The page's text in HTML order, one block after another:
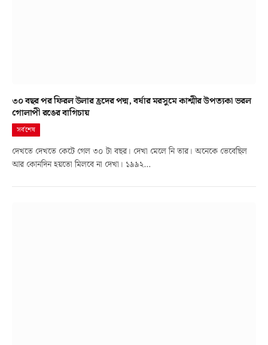
৩০ বছর পর ফিরল উলার হ্রদের পদ্ম, বর্ষার মরসুমে কাশ্মীর উপত্যকা ভরল
গোলাপী রঙের বাগিচায়
সর্বশেষ
দেখতে দেখতে কেটে গেল ৩০ টা বছর। দেখা মেলে নি তার। অনেকে ভেবেছিল
আর কোনদিন হয়তো মিলবে না দেখা। ১৯৯২…